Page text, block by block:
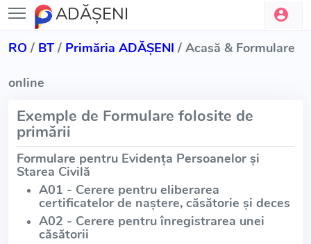
ADĂŞENI
RO / BT / Primăria ADĂŞENI / Acasă & Formulare
online
Exemple de Formulare folosite de
primării
Formulare pentru Evidența Persoanelor și
Starea Civilă
A01 - Cerere pentru eliberarea
certificatelor de naștere, căsătorie și deces
A02 - Cerere pentru înregistrarea unei
căsătorii